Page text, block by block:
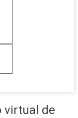
virtual de